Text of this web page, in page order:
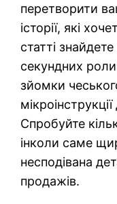
перетворити
історії, які
статті
секундних
зйомки
Спробуйте
інколи саме
несподівана
продажів.